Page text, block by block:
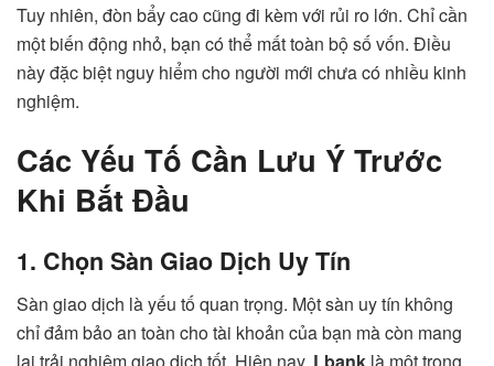
Tuy nhiên, đòn bẩy cao cũng đi kèm với rủi ro lớn. Chỉ cần
một biến động nhỏ, bạn có thể mất toàn bộ số vốn. Điều
này đặc biệt nguy hiểm cho người mới chưa có nhiều kinh
nghiệm.
Các Yếu Tố Cần Lưu Ý Trước
Khi Bắt Đầu
1. Chọn Sàn Giao Dịch Uy Tín
Sàn giao dịch là yếu tố quan trọng. Một sàn uy tín không
chỉ đảm bảo an toàn cho tài khoản của bạn mà còn mang
lại trải nghiệm giao dịch tốt. Hiện nay, Lbank là một trong